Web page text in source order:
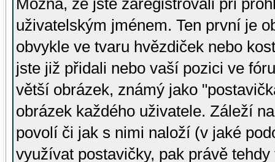
Možná, že jste zaregistrovali při
uživatelským jménem. Ten první je
obvykle ve tvaru hvězdiček nebo
jste již přidali nebo vaší pozici ve
větší obrázek, známý jako
obrázek každého uživatele. Záleží
povolí či jak s nimi naloží (v jaké
využívat postavičky, pak právě